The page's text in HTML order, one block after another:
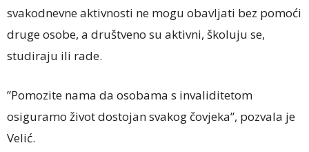
svakodnevne aktivnosti ne mogu obavljati bez pomoći
druge osobe, a društveno su aktivni, školuju se,
studiraju ili rade.
”Pomozite nama da osobama s invaliditetom
osiguramo život dostojan svakog čovjeka”, pozvala je
Velić.